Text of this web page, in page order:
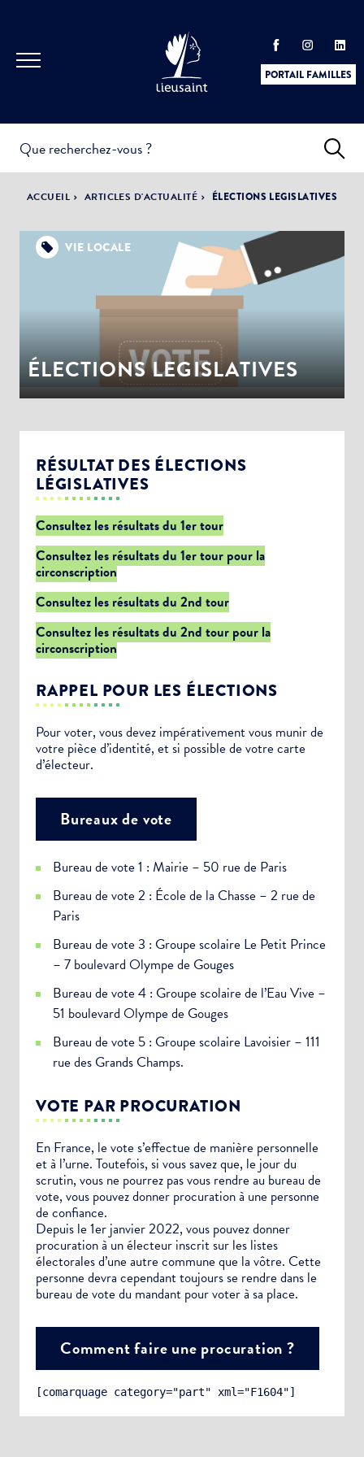
PORTAIL FAMILLES
PRATIQUES &
DÉMARCHES
ACTUALITÉS &
ÉVÈNEMENTS
LA VILLE
DÉMOCRATIE
PARTICIPATIVE
ACCUEIL ARTICLES D'ACTUALITÉ ÉLECTIONS LEGISLATIVES
VIE LOCALE
ÉLECTIONS LEGISLATIVES
RÉSULTAT DES ÉLECTIONS
LÉGISLATIVES
Consultez les résultats du 1er tour
Consultez les résultats du 1er tour pour la
circonscription
Consultez les résultats du 2nd tour
Consultez les résultats du 2nd tour pour la
circonscription
RAPPEL POUR LES ÉLECTIONS
Pour voter, vous devez impérativement vous munir de
votre pièce d’identité, et si possible de votre carte
d’électeur.
Bureaux de vote
Bureau de vote 1 : Mairie – 50 rue de Paris
Bureau de vote 2 : École de la Chasse – 2 rue de
Paris
Bureau de vote 3 : Groupe scolaire Le Petit Prince
– 7 boulevard Olympe de Gouges
Bureau de vote 4 : Groupe scolaire de l’Eau Vive –
51 boulevard Olympe de Gouges
Bureau de vote 5 : Groupe scolaire Lavoisier – 111
rue des Grands Champs.
VOTE PAR PROCURATION
En France, le vote s’effectue de manière personnelle
et à l’urne. Toutefois, si vous savez que, le jour du
scrutin, vous ne pourrez pas vous rendre au bureau de
vote, vous pouvez donner procuration à une personne
de confiance.
Depuis le 1er janvier 2022, vous pouvez donner
procuration à un électeur inscrit sur les listes
électorales d’une autre commune que la vôtre. Cette
personne devra cependant toujours se rendre dans le
bureau de vote du mandant pour voter à sa place.
Comment faire une procuration ?
[comarquage category="part" xml="F1604"]